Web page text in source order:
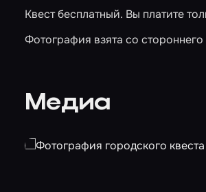
Квест бесплатный. Вы платите
Фотография взята со
Медиа